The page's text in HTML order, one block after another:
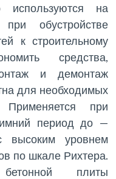
используются на
обустройстве
к строительному
средства,
и демонтаж
для необходимых
Применяется при
период до —
уровнем
по шкале Рихтера.
плиты